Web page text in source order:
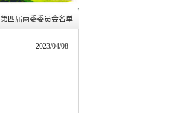
第四届两委委员会名单
2023/04/08